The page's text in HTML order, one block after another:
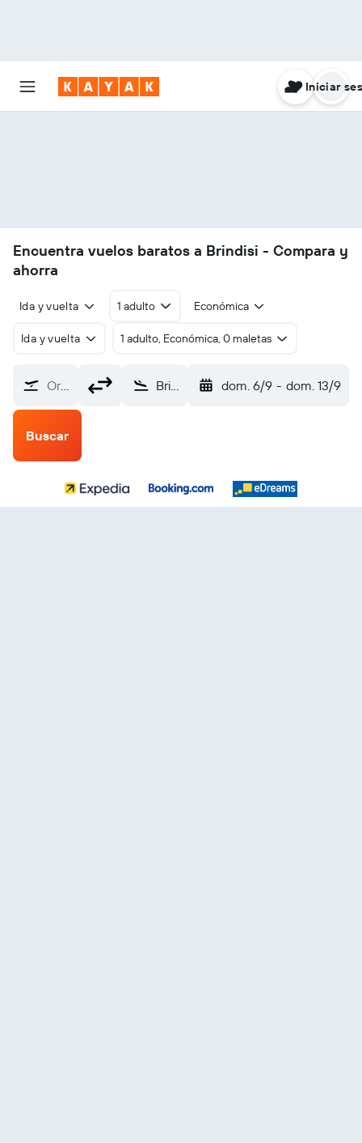
Iniciar
Encuentra vuelos baratos a Brindisi - Compara y
ahorra
Ida y vuelta 1 adulto Económica
Ida y vuelta 1 adulto, Económica, 0 maletas
Origen Brindisi (BDS) dom. 6/9 - dom. 13/9
Buscar